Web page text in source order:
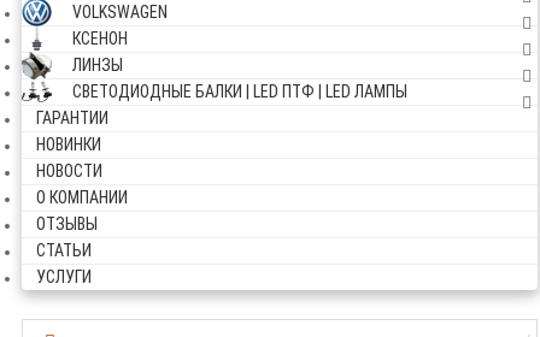
VOLKSWAGEN
КСЕНОН
ЛИНЗЫ
СВЕТОДИОДНЫЕ БАЛКИ | LED ПТФ | LED ЛАМПЫ
ГАРАНТИИ
НОВИНКИ
НОВОСТИ
О КОМПАНИИ
ОТЗЫВЫ
СТАТЬИ
УСЛУГИ